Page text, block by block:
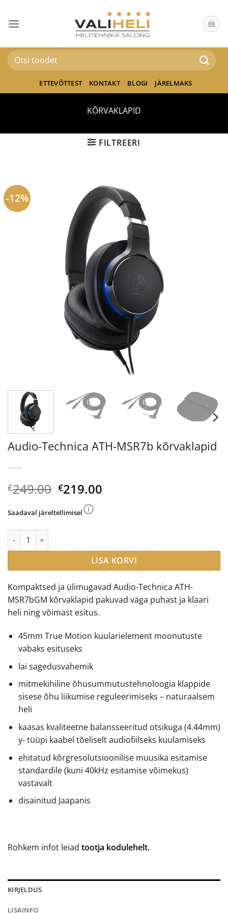
content
Otsi:
ETTEVÕTTEST KONTAKT BLOGI JÄRELMAKS
KÕRVAKLAPID
FILTREERI
-12%
Audio-Technica ATH-MSR7b kõrvaklapid
€249.00 Algne
oli:
€219.00
Kompaktsed ja ülimugavad Audio-Technica ATH-
MSR7bGM kõrvaklapid pakuvad väga puhast ja klaari
heli ning võimast esitus.
45mm True Motion kuularielement moonutuste
vabaks esituseks
lai sagedusvahemik
mitmekihiline õhusummutustehnoloogia klappide
sisese õhu liikumise reguleerimiseks – naturaalsem
heli
kaasas kvaliteetne balansseeritud otsikuga (4.44mm)
y- tüüpi kaabel tõeliselt audiofiilseks kuulamiseks
ehitatud kõrgresolutsioonilise muusika esitamise
standardile (kuni 40kHz esitamise võimekus)
vastavalt
disainitud Jaapanis
Rohkem infot leiad tootja kodulehelt.
Saadaval järeltellimisel
Audio-Technica ATH-MSR7b kõrvaklapid kogus
LISA KORVI
KIRJELDUS
LISAINFO